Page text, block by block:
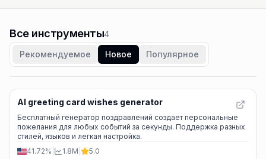
Все инструменты4
Рекомендуемое
Новое Популярное
AI greeting card wishes generator
Бесплатный генератор поздравлений создает персональные
пожелания для любых событий за секунды. Поддержка разных
стилей, языков и легкая настройка.
41.72%
1.8M 5.0